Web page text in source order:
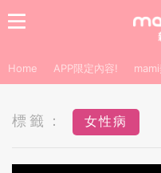
Home APP限定內容!
標籤： 女性病